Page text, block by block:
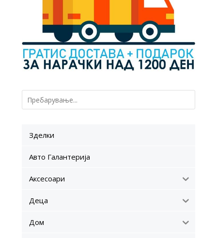
Зделки
Авто Галантерија
Аксесоари
Деца
Дом